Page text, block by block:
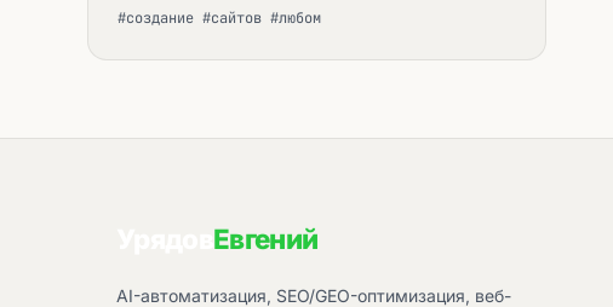
#создание #сайтов #любом
Евгений
AI-автоматизация, SEO/GEO-оптимизация, веб-